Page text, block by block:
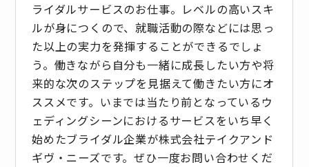
ライダルサービスのお仕事。レベルの高いスキ
ルが身につくので、就職活動の際などには思っ
た以上の実力を発揮することができるでしょ
う。働きながら自分も一緒に成長したい方や将
来的な次のステップを見据えて働きたい方にオ
ススメです。いまでは当たり前となっているウ
ェディングシーンにおけるサービスをいち早く
始めたブライダル企業が株式会社テイクアンド
ギヴ・ニーズです。ぜひ一度お問い合わせくだ